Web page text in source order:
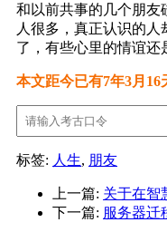
和以前共事的几个朋友
人很多，真正认识的
了，有些心里的情谊还
本文距今已有7年3月16
标签: 人生, 朋友
上一篇: 关于在智
下一篇: 服务器迁